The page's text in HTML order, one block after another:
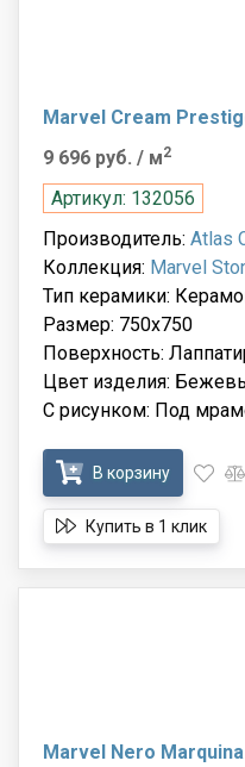
Marvel Cream
9 696 руб. / м2
Артикул: 132056
Производитель: Atlas
Коллекция: Marvel
Тип керамики:
Размер: 750x750
Поверхность:
Цвет изделия:
С рисунком: Под
В корзину
Купить в 1 клик
Marvel Nero